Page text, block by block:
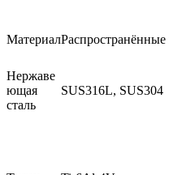
Материал
Нержаве
ющая
сталь
SUS316L, SUS304